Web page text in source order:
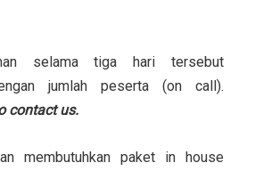
selama tiga hari tersebut
jumlah peserta (on call).
contact us.
membutuhkan paket in house